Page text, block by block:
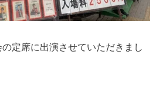
定席に出演させていただきまし